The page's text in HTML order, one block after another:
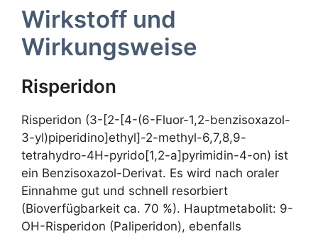
Wirkstoff und
Wirkungsweise
Risperidon
Risperidon (3-[2-[4-(6-Fluor-1,2-benzisoxazol-
3-yl)piperidino]ethyl]-2-methyl-6,7,8,9-
tetrahydro-4H-pyrido[1,2-a]pyrimidin-4-on) ist
ein Benzisoxazol-Derivat. Es wird nach oraler
Einnahme gut und schnell resorbiert
(Bioverfügbarkeit ca. 70 %). Hauptmetabolit: 9-
OH-Risperidon (Paliperidon), ebenfalls